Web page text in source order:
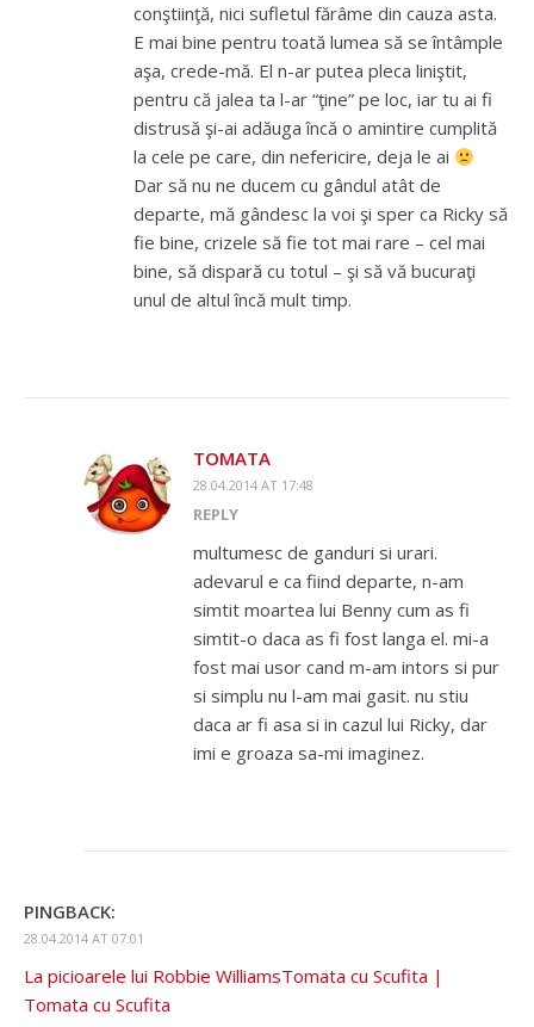
conştiinţă, nici sufletul fărâme din cauza asta.
E mai bine pentru toată lumea să se întâmple
aşa, crede-mă. El n-ar putea pleca liniştit,
pentru că jalea ta l-ar “ţine” pe loc, iar tu ai fi
distrusă şi-ai adăuga încă o amintire cumplită
la cele pe care, din nefericire, deja le ai
Dar să nu ne ducem cu gândul atât de
departe, mă gândesc la voi şi sper ca Ricky să
fie bine, crizele să fie tot mai rare – cel mai
bine, să dispară cu totul – şi să vă bucuraţi
unul de altul încă mult timp.
TOMATA
28.04.2014 AT 17:48
REPLY
multumesc de ganduri si urari.
adevarul e ca fiind departe, n-am
simtit moartea lui Benny cum as fi
simtit-o daca as fi fost langa el. mi-a
fost mai usor cand m-am intors si pur
si simplu nu l-am mai gasit. nu stiu
daca ar fi asa si in cazul lui Ricky, dar
imi e groaza sa-mi imaginez.
PINGBACK:
28.04.2014 AT 07:01
La picioarele lui Robbie WilliamsTomata cu Scufita |
Tomata cu Scufita